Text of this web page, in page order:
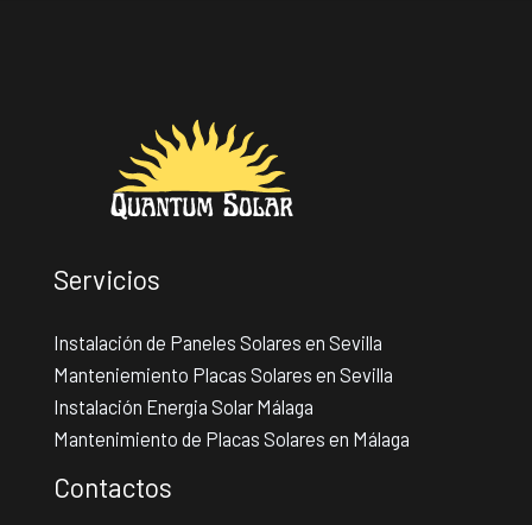
Servicios
Instalación de Paneles Solares en Sevilla
Manteniemiento Placas Solares en Sevilla
Instalación Energia Solar Málaga
Mantenimiento de Placas Solares en Málaga
Contactos